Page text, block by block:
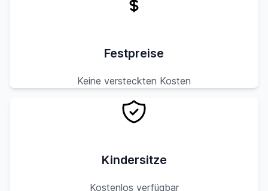
Festpreise
Keine versteckten Kosten
Kindersitze
Kostenlos verfügbar